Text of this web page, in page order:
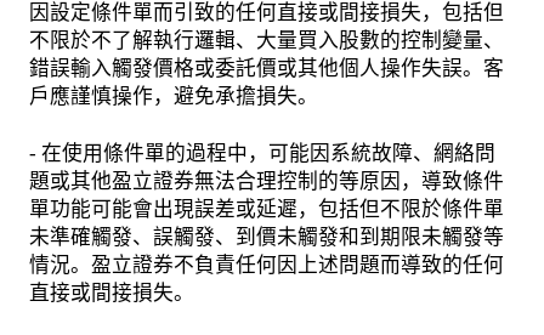
因設定條件單而引致的任何直接或間接損失，包括但
不限於不了解執行邏輯、大量買入股數的控制變量、
錯誤輸入觸發價格或委託價或其他個人操作失誤。客
戶應謹慎操作，避免承擔損失。
- 在使用條件單的過程中，可能因系統故障、網絡問
題或其他盈立證券無法合理控制的等原因，導致條件
單功能可能會出現誤差或延遲，包括但不限於條件單
未準確觸發、誤觸發、到價未觸發和到期限未觸發等
情況。盈立證券不負責任何因上述問題而導致的任何
直接或間接損失。